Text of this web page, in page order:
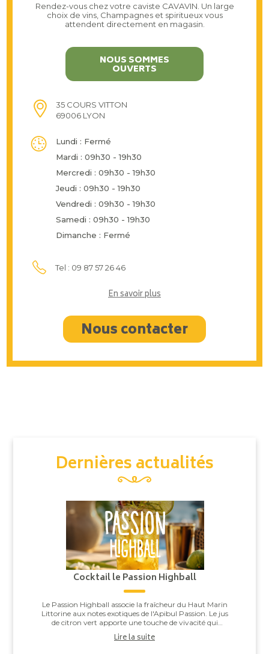
Rendez-vous chez votre caviste CAVAVIN. Un large
choix de vins, Champagnes et spiritueux vous
attendent directement en magasin.
NOUS SOMMES
OUVERTS
35 COURS VITTON
69006 LYON
Lundi : Fermé
Mardi : 09h30 - 19h30
Mercredi : 09h30 - 19h30
Jeudi : 09h30 - 19h30
Vendredi : 09h30 - 19h30
Samedi : 09h30 - 19h30
Dimanche : Fermé
Tel : 09 87 57 26 46
En savoir plus
Nous contacter
Dernières actualités
Cocktail le Passion Highball
Le Passion Highball associe la fraîcheur du Haut Marin
Littorine aux notes exotiques de l'Apibul Passion. Le jus
de citron vert apporte une touche de vivacité qui
Lire la suite